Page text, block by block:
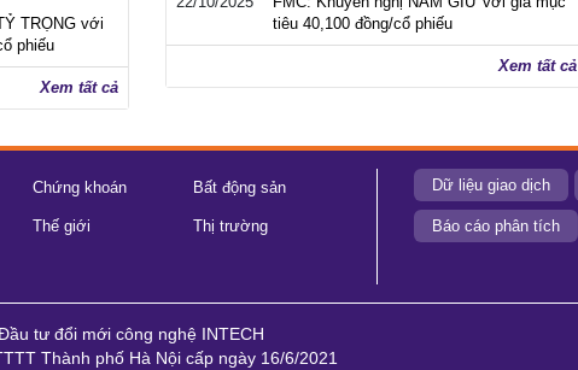
TRỌNG với
phiếu
Xem tất cả
tiêu 40,100 đồng/cổ phiếu
Xem tất cả
Dữ liệu giao dịch
Báo cáo phân tích
Chứng khoán Bất động sản
Thế giới Thị trường
tư đổi mới công nghệ INTECH
Thành phố Hà Nội cấp ngày 16/6/2021